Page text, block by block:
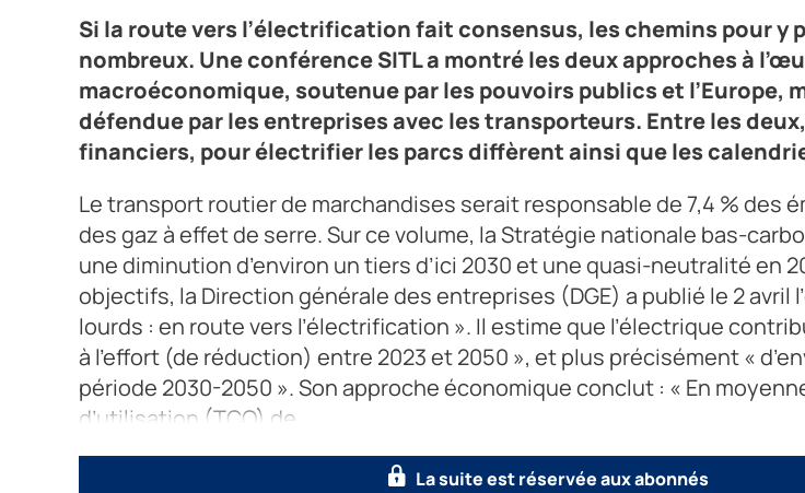
Si la route vers l’électrification fait consensus, les chemins pour y
nombreux. Une conférence SITL a montré les deux approches à
macroéconomique, soutenue par les pouvoirs publics et l’Europe,
défendue par les entreprises avec les transporteurs. Entre les
financiers, pour électrifier les parcs diffèrent ainsi que les
Le transport routier de marchandises serait responsable de 7,4 % des
des gaz à effet de serre. Sur ce volume, la Stratégie nationale bas-
une diminution d’environ un tiers d’ici 2030 et une quasi-neutralité en
objectifs, la Direction générale des entreprises (DGE) a publié le 2 avril
lourds : en route vers l’électrification ». Il estime que l’électrique
à l’effort (de réduction) entre 2023 et 2050 », et plus précisément «
période 2030-2050 ». Son approche économique conclut : « En
d’utilisation (TCO) de
La suite est réservée aux abonnés